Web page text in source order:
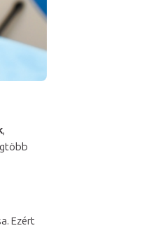
,
Ezért